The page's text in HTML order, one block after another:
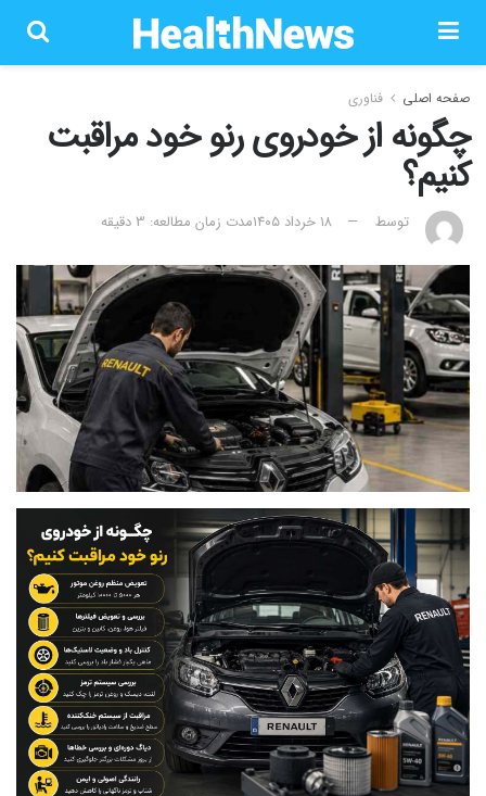
صفحه اصلی فناوری
چگونه از خودروی رنو خود مراقبت
کنیم؟
توسط ۱۸ خرداد ۱۴۰۵ مدت زمان مطالعه: 3 دقیقه